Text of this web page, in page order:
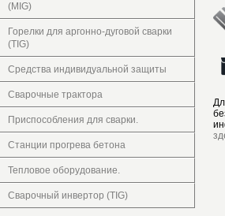
(MIG)
Горелки для аргонно-дуговой сварки
(TIG)
Средства индивидуальной защиты
Сварочные трактора
Приспособления для сварки.
Станции прогрева бетона
Тепловое оборудование.
Сварочный инвертор (TIG)